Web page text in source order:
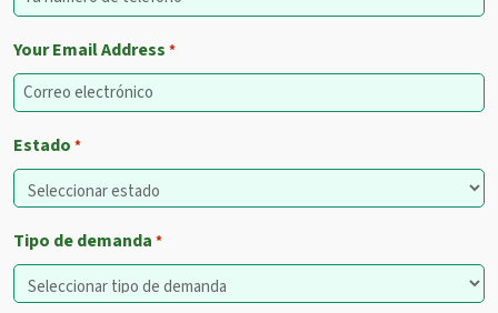
Your Email Address *
Estado *
Tipo de demanda *